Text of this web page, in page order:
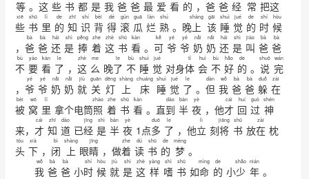
等 。 这 些 书 都 是 我 爸 爸 最 爱 看 的 ， 爸 爸 经 常 把这
些
xiē
书
shū
里
lǐ
的
de
知
zhī
识
shí
背
bèi
得
dé
滚
gǔn
瓜
guā
烂
làn
熟
shú
。晚 上
shàng
该
gāi
睡
shuì
觉
jué
的
de
时
shí
候
hòu
， 爸
bà
爸
bà
还
hái
是
shì
捧
pěng
着
zhe
这
zhè
书
shū
看
kàn
。 可
kě
爷
yé
爷
yé
奶
nǎi
奶
nǎi
还
hái
是
shì
叫
jiào
爸
bà
爸
bà
不
bù
要
yào
看
kàn
了
le
， 这
zhè
么
me
晚了
le
不
bù
睡
shuì
觉
jué
对身体
tǐ
会
huì
不
bù
好
hǎo
的
de
。 说
shuō
完
wán
， 爷
yé
爷
yé
奶
nǎi
奶
nǎi
就
jiù
关
guān
灯
dēng
上
shàng
床
chuáng
睡
shuì
觉
jué
了
le
。 但
dàn
我
wǒ
爸
bà
爸
bà
躲
duǒ
在
zài
被
bèi
窝
wō
里
lǐ
拿个电筒照
zhào
着
zhe
书
shū
看
kàn
。直到
dào
半
bàn
夜
yè
，他才
cái
回
huí
过
guò
神
shén
来， 才
cái
知
zhī
道
dào
已经
jīng
是
shì
半
bàn
夜
yè
1点多
duō
了
le
，他立
lì
刻将
jiāng
书
shū
放在
zài
枕
头
tóu
下
xià
， 闭
bì
上
shàng
眼睛
jīng
，做着
zhe
读
dú
书
shū
的
de
梦
mèng
。
我
wǒ
爸
bà
爸
bà
小时
shí
候
hòu
就
jiù
是
shì
这
zhè
样
yàng
嗜
shì
书
shū
如命
mìng
的
de
小少
shǎo
年
nián
。